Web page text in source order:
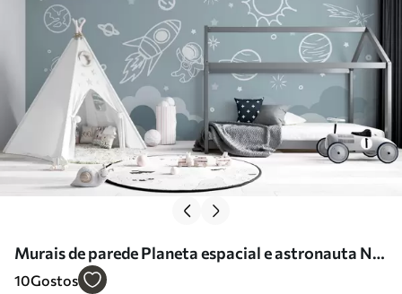
Murais de parede Planeta espacial e astronauta Nr.
w02104v1
10Gostos